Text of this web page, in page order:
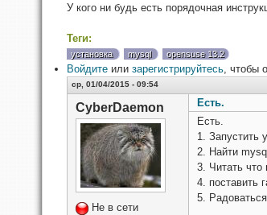
У кого ни будь есть порядочная
Теги:
установка mysql opensuse 13.2
Войдите или зарегистрируйтесь, чтобы
ср, 01/04/2015 - 09:54
CyberDaemon
Не в сети
Есть.
Есть.
1. Запустить
2. Найти mysql
3. Читать что
4. поставить
5.